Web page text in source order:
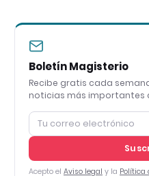
Boletín Magisterio
Recibe gratis cada
noticias más importantes
Acepto el Aviso legal y la Política